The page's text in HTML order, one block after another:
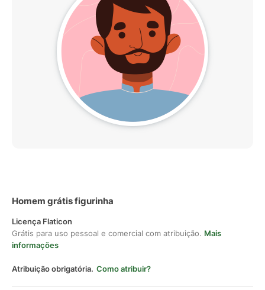
Homem grátis figurinha
Licença Flaticon
Grátis para uso pessoal e comercial com atribuição. Mais
informações
Atribuição obrigatória. Como atribuir?